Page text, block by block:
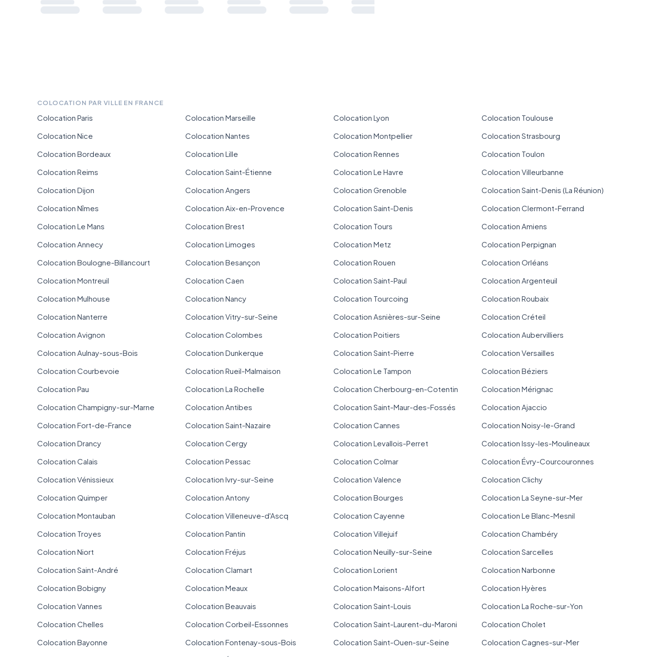
COLOCATION PAR VILLE EN FRANCE
Colocation Paris Colocation Marseille Colocation Lyon
Colocation Toulouse
Colocation Nice
Colocation Nantes Colocation Montpellier
Colocation Strasbourg
Colocation Bordeaux
Colocation Lille Colocation Rennes
Colocation Toulon
Colocation Reims
Colocation Saint-Étienne Colocation Le Havre
Colocation Villeurbanne
Colocation Dijon
Colocation Angers Colocation Grenoble
Colocation Saint-Denis (La Réunion)
Colocation Nîmes
Colocation Aix-en-Provence Colocation Saint-Denis
Colocation Clermont-Ferrand
Colocation Le Mans
Colocation Brest Colocation Tours
Colocation Amiens
Colocation Annecy
Colocation Limoges Colocation Metz
Colocation Perpignan
Colocation Boulogne-Billancourt
Colocation Besançon Colocation Rouen
Colocation Orléans
Colocation Montreuil
Colocation Caen Colocation Saint-Paul
Colocation Argenteuil
Colocation Mulhouse
Colocation Nancy Colocation Tourcoing
Colocation Roubaix
Colocation Nanterre
Colocation Vitry-sur-Seine Colocation Asnières-sur-Seine
Colocation Créteil
Colocation Avignon
Colocation Colombes Colocation Poitiers
Colocation Aubervilliers
Colocation Aulnay-sous-Bois
Colocation Dunkerque Colocation Saint-Pierre
Colocation Versailles
Colocation Courbevoie
Colocation Rueil-Malmaison Colocation Le Tampon
Colocation Béziers
Colocation Pau
Colocation La Rochelle Colocation Cherbourg-en-Cotentin
Colocation Mérignac
Colocation Champigny-sur-Marne
Colocation Antibes Colocation Saint-Maur-des-Fossés
Colocation Ajaccio
Colocation Fort-de-France
Colocation Saint-Nazaire Colocation Cannes
Colocation Noisy-le-Grand
Colocation Drancy
Colocation Cergy Colocation Levallois-Perret
Colocation Issy-les-Moulineaux
Colocation Calais
Colocation Pessac Colocation Colmar
Colocation Évry-Courcouronnes
Colocation Vénissieux
Colocation Ivry-sur-Seine Colocation Valence
Colocation Clichy
Colocation Quimper
Colocation Antony Colocation Bourges
Colocation La Seyne-sur-Mer
Colocation Montauban
Colocation Villeneuve-d'Ascq Colocation Cayenne
Colocation Le Blanc-Mesnil
Colocation Troyes
Colocation Pantin Colocation Villejuif
Colocation Chambéry
Colocation Niort
Colocation Fréjus Colocation Neuilly-sur-Seine
Colocation Sarcelles
Colocation Saint-André
Colocation Clamart Colocation Lorient
Colocation Narbonne
Colocation Bobigny
Colocation Meaux Colocation Maisons-Alfort
Colocation Hyères
Colocation Vannes
Colocation Beauvais Colocation Saint-Louis
Colocation La Roche-sur-Yon
Colocation Chelles
Colocation Corbeil-Essonnes Colocation Saint-Laurent-du-Maroni
Colocation Cholet
Colocation Bayonne
Colocation Fontenay-sous-Bois Colocation Saint-Ouen-sur-Seine
Colocation Cagnes-sur-Mer